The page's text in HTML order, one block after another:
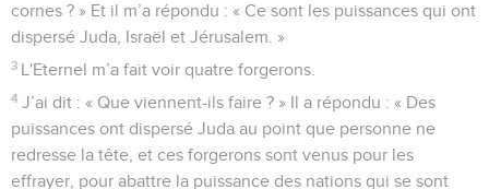
cornes ? » Et il m’a répondu : « Ce sont les puissances qui ont
dispersé Juda, Israël et Jérusalem. »
3 L'Eternel m’a fait voir quatre forgerons.
4 J’ai dit : « Que viennent-ils faire ? » Il a répondu : « Des
puissances ont dispersé Juda au point que personne ne
redresse la tête, et ces forgerons sont venus pour les
effrayer, pour abattre la puissance des nations qui se sont